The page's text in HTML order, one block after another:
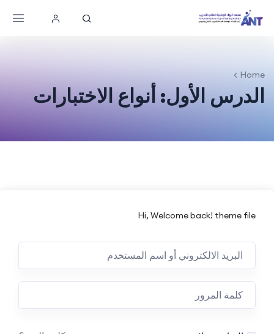
Home
الدرس الأول: أنواع الاختبارات
Hi, Welcome back! theme file